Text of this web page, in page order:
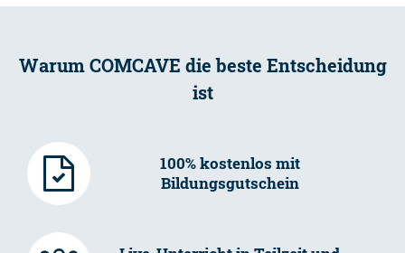
Warum COMCAVE die beste Entscheidung
ist
100% kostenlos mit
Bildungsgutschein